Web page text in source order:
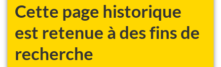
Cette page historique
est retenue à des fins de
recherche